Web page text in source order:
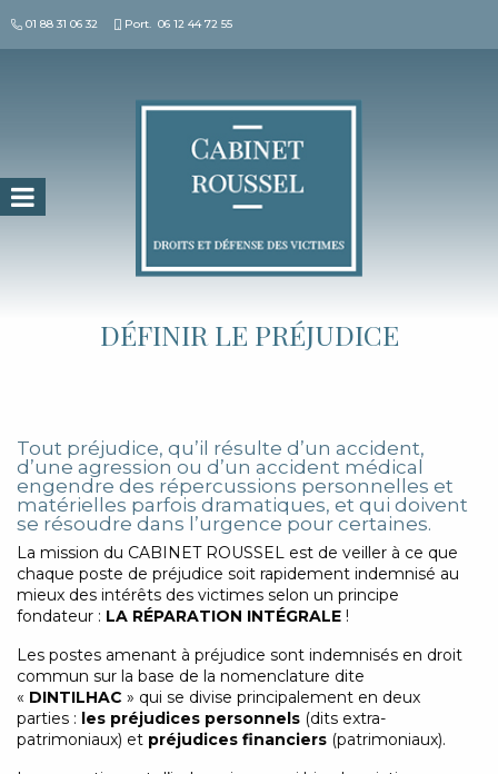
01 88 31 06 32 Port. 06 12 44 72 55
Search for:
DÉFINIR LE PRÉJUDICE
Tout préjudice, qu’il résulte d’un accident,
d’une agression ou d’un accident médical
engendre des répercussions personnelles et
matérielles parfois dramatiques, et qui doivent
se résoudre dans l’urgence pour certaines.
La mission du CABINET ROUSSEL est de veiller à ce que
chaque poste de préjudice soit rapidement indemnisé au
mieux des intérêts des victimes selon un principe
fondateur : LA RÉPARATION INTÉGRALE !
Les postes amenant à préjudice sont indemnisés en droit
commun sur la base de la nomenclature dite
« DINTILHAC » qui se divise principalement en deux
parties : les préjudices personnels (dits extra-
patrimoniaux) et préjudices financiers (patrimoniaux).